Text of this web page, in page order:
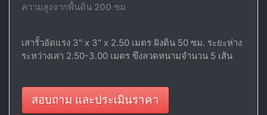
ความสูงจากพื้นดิน 200 ซม
เสารั้วอัดแรง 3" x 3" x 2.50 เมตร ฝังดิน 50 ซม. ระยะห่าง
ระหว่างเสา 2.50-3.00 เมตร ขึงลวดหนามจำนวน 5 เส้น
สอบถาม และประเมินราคา